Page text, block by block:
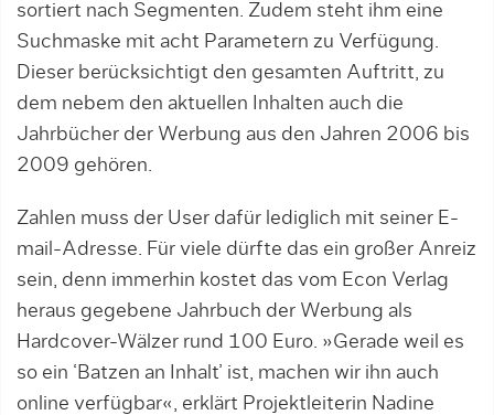
sortiert nach Segmenten. Zudem steht ihm eine
Suchmaske mit acht Parametern zu Verfügung.
Dieser berücksichtigt den gesamten Auftritt, zu
dem nebem den aktuellen Inhalten auch die
Jahrbücher der Werbung aus den Jahren 2006 bis
2009 gehören.
Zahlen muss der User dafür lediglich mit seiner E-
mail-Adresse. Für viele dürfte das ein großer Anreiz
sein, denn immerhin kostet das vom Econ Verlag
heraus gegebene Jahrbuch der Werbung als
Hardcover-Wälzer rund 100 Euro. »Gerade weil es
so ein ‘Batzen an Inhalt’ ist, machen wir ihn auch
online verfügbar«, erklärt Projektleiterin Nadine